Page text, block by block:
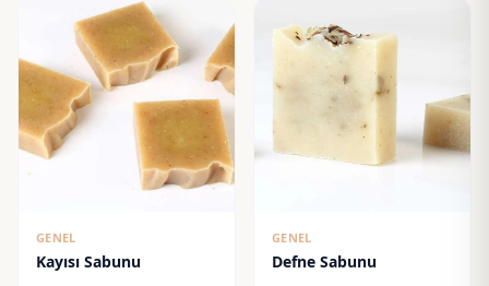
GENEL
Kayısı Sabunu
GENEL
Defne Sabunu